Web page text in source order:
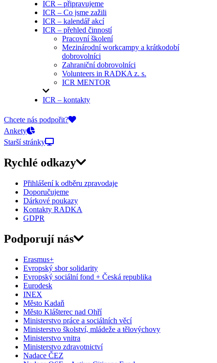
ICR – připravujeme
ICR – Co jsme zažili
ICR – kalendář akcí
ICR – přehled činností
Pracovní školení
Mezinárodní workcampy a krátkodobí
dobrovolníci
Zahraniční dobrovolníci
Volunteers in RADKA z. s.
ICR MENTOR
ICR – kontakty
On-line přihlášky
Chcete nás podpořit?
Ankety
Starší stránky
Rychlé odkazy
Přihlášení k odběru zpravodaje
Doporučujeme
Dárkové poukazy
Kontakty RADKA
GDPR
Podporují nás
Erasmus+
Evropský sbor solidarity
Evropský sociální fond + Česká republika
Eurodesk
INEX
Město Kadaň
Město Klášterec nad Ohří
Ministerstvo práce a sociálních věcí
Ministerstvo školství, mládeže a tělovýchovy
Ministerstvo vnitra
Ministerstvo zdravotnictví
Nadace ČEZ